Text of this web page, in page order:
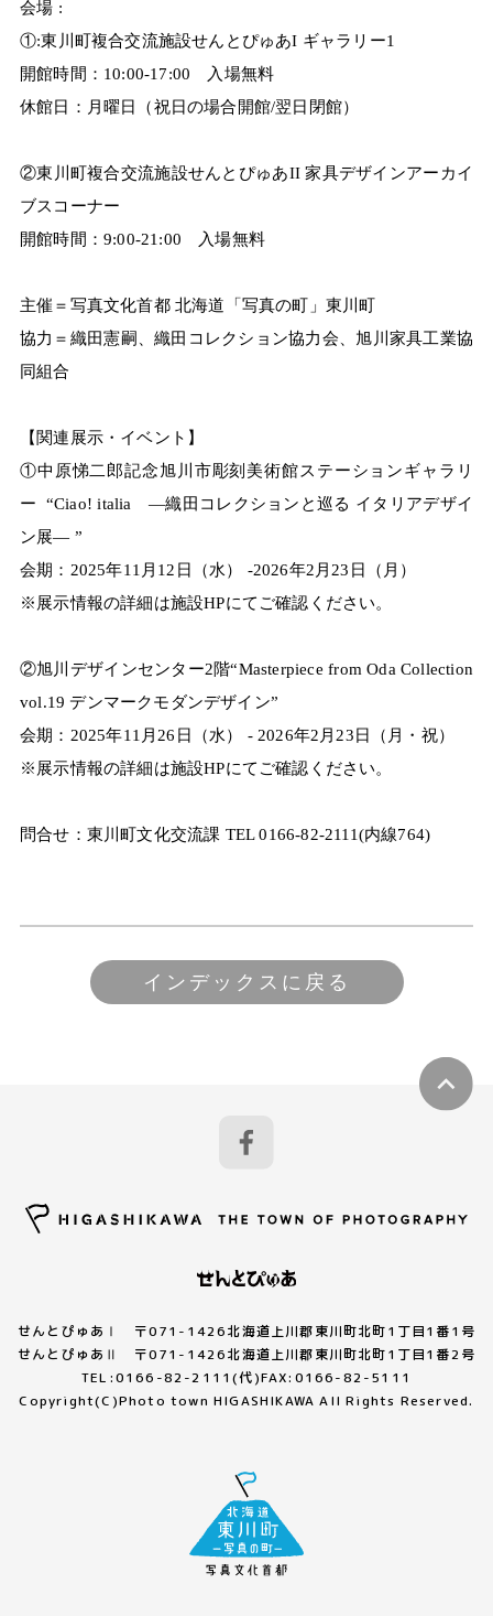
会場 :
①:東川町複合交流施設せんとぴゅあI ギャラリー1
開館時間：10:00-17:00 入場無料
休館日：月曜日（祝日の場合開館/翌日閉館）
②東川町複合交流施設せんとぴゅあII 家具デザインアーカイ
ブスコーナー
開館時間：9:00-21:00 入場無料
主催＝写真文化首都 北海道「写真の町」東川町
協力＝織田憲嗣、織田コレクション協力会、旭川家具工業協
同組合
【関連展示・イベント】
①中原悌二郎記念旭川市彫刻美術館ステーションギャラリ
ー “Ciao! italia ―織田コレクションと巡る イタリアデザイ
ン展― ”
会期：2025年11月12日（水） -2026年2月23日（月）
※展示情報の詳細は施設HPにてご確認ください。
②旭川デザインセンター2階“Masterpiece from Oda Collection
vol.19 デンマークモダンデザイン”
会期：2025年11月26日（水） - 2026年2月23日（月・祝）
※展示情報の詳細は施設HPにてご確認ください。
問合せ：東川町文化交流課 TEL 0166-82-2111(内線764)
インデックスに戻る
せんとぴゅあⅠ 〒071-1426北海道上川郡東川町北町1丁目1番1号
せんとぴゅあⅡ 〒071-1426北海道上川郡東川町北町1丁目1番2号
TEL:0166-82-2111(代)FAX:0166-82-5111
Copyright(C)Photo town HIGASHIKAWA All Rights Reserved.